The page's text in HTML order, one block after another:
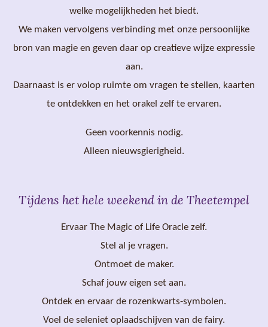
welke mogelijkheden het biedt.
We maken vervolgens verbinding met onze persoonlijke
bron van magie en geven daar op creatieve wijze expressie
aan.
Daarnaast is er volop ruimte om vragen te stellen, kaarten
te ontdekken en het orakel zelf te ervaren.
Geen voorkennis nodig.
Alleen nieuwsgierigheid.
Tijdens het hele weekend in de Theetempel
Ervaar The Magic of Life Oracle zelf.
Stel al je vragen.
Ontmoet de maker.
Schaf jouw eigen set aan.
Ontdek en ervaar de rozenkwarts-symbolen.
Voel de seleniet oplaadschijven van de fairy.